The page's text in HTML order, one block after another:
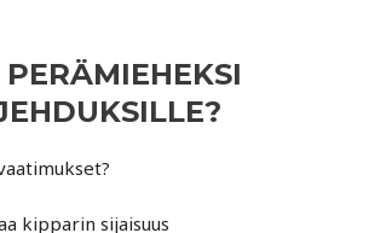
kipparin sijaisuus